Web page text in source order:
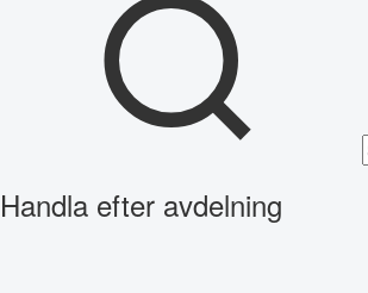
Handla efter avdelning